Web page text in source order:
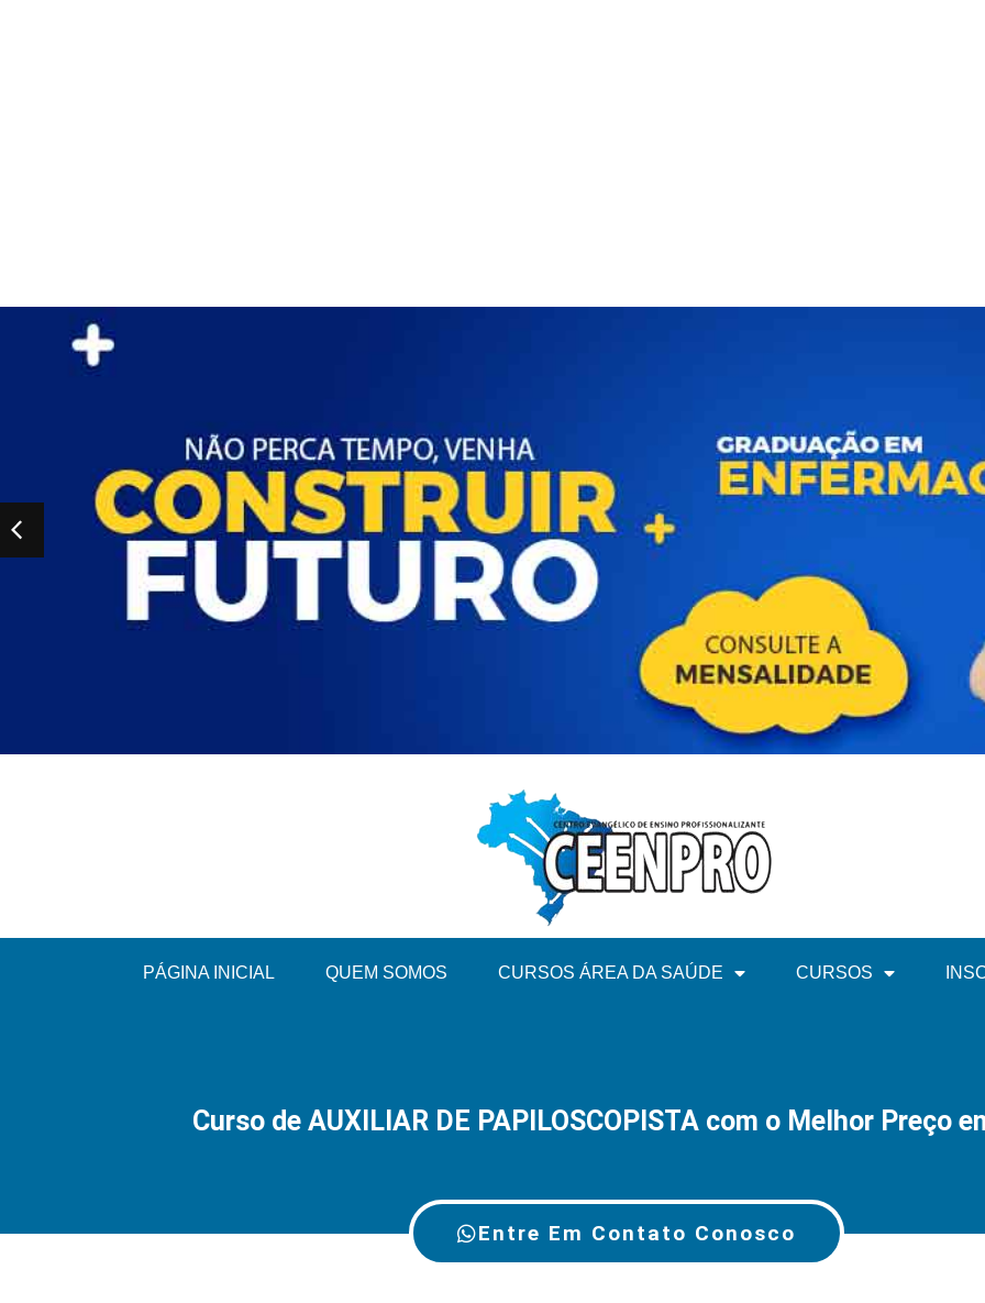
PÁGINA INICIAL QUEM SOMOS CURSOS ÁREA DA SAÚDE CURSOS
Curso de AUXILIAR DE PAPILOSCOPISTA com o Melhor Preço
Entre Em Contato Conosco